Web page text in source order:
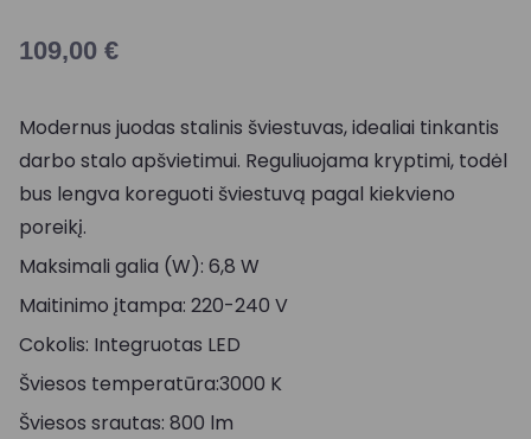
109,00 €
Modernus juodas stalinis šviestuvas, idealiai tinkantis
darbo stalo apšvietimui. Reguliuojama kryptimi, todėl
bus lengva koreguoti šviestuvą pagal kiekvieno
poreikį.
Maksimali galia (W): 6,8 W
Maitinimo įtampa: 220-240 V
Cokolis: Integruotas LED
Šviesos temperatūra:3000 K
Šviesos srautas: 800 lm